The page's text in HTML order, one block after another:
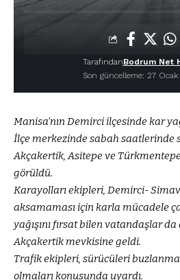
Son güncelleme: 27
TarafındanBodrum Net
Manisa’nın Demirci ilçesinde kar
İlçe merkezinde sabah saatlerinde
Akçakertik, Asitepe ve
görüldü.
Karayolları ekipleri, Demirci-
aksamaması için karla mücadele
yağışını fırsat bilen vatandaşlar da
Akçakertik mevkisine geldi.
Trafik ekipleri, sürücüleri
olmaları konusunda uyardı.